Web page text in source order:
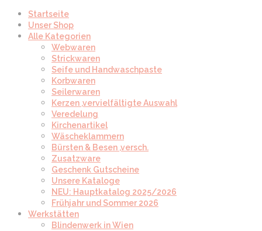
Startseite
Unser Shop
Alle Kategorien
Webwaren
Strickwaren
Seife und Handwaschpaste
Korbwaren
Seilerwaren
Kerzen ,vervielfältigte Auswahl
Veredelung
Kirchenartikel
Wäscheklammern
Bürsten & Besen ,versch.
Zusatzware
Geschenk Gutscheine
Unsere Kataloge
NEU: Hauptkatalog 2025/2026
Frühjahr und Sommer 2026
Werkstätten
Blindenwerk in Wien